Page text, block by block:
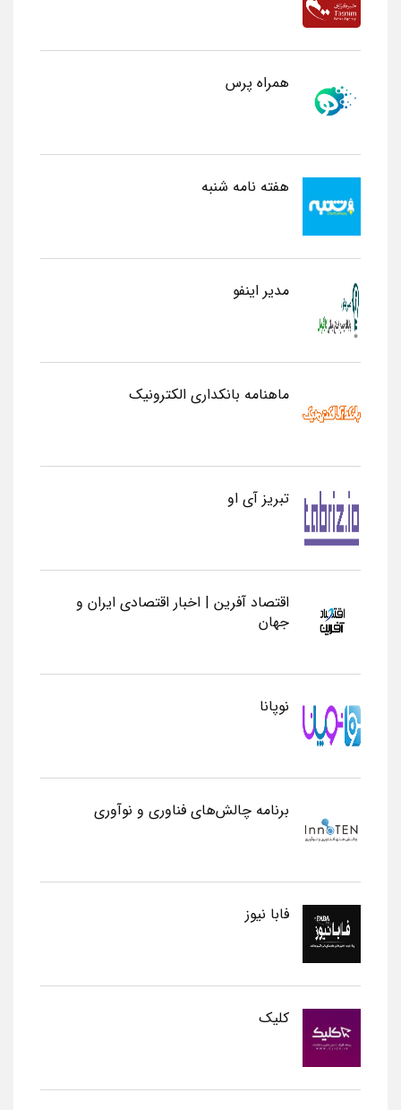
همراه پرس
هفته نامه شنبه
مدیر اینفو
ماهنامه بانکداری الکترونیک
تبریز آی او
اقتصاد آفرین | اخبار اقتصادی ایران و
جهان
نوپانا
برنامه چالش‌های فناوری و نوآوری
فابا نیوز
کلیک